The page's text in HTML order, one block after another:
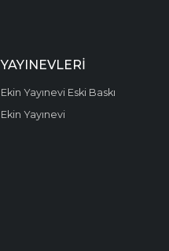
YAYINEVLERI
Ekin Yayınevi Eski Baskı
Ekin Yayınevi